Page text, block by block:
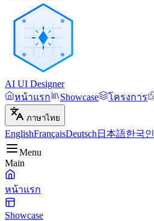
AI UI Designer
หน้าแรก
Showcase โครงการ
ภาษาไทย
EnglishFrançaisDeutsch 日本語한국인
Menu
Main
หน้าแรก
Showcase